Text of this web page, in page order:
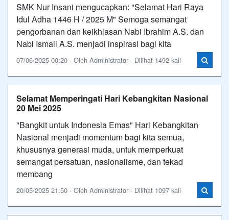
SMK Nur Insani mengucapkan: "Selamat Hari Raya
Idul Adha 1446 H / 2025 M" Semoga semangat
pengorbanan dan keikhlasan Nabi Ibrahim A.S. dan
Nabi Ismail A.S. menjadi inspirasi bagi kita
07/06/2025 00:20 - Oleh Administrator - Dilihat 1492 kali
Selamat Memperingati Hari Kebangkitan Nasional
20 Mei 2025
"Bangkit untuk Indonesia Emas" Hari Kebangkitan
Nasional menjadi momentum bagi kita semua,
khususnya generasi muda, untuk memperkuat
semangat persatuan, nasionalisme, dan tekad
membang
20/05/2025 21:50 - Oleh Administrator - Dilihat 1097 kali